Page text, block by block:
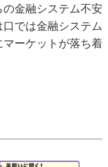
金融システム不安
では金融システム
ーケットが落ち着